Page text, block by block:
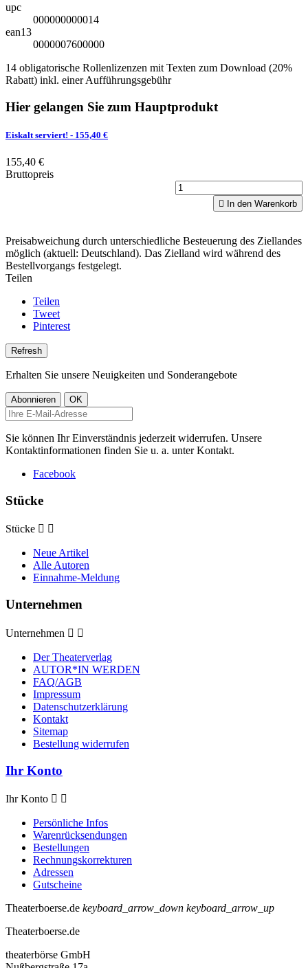
upc
000000000014
ean13
0000007600000
14 obligatorische Rollenlizenzen mit Texten zum Download (20%
Rabatt) inkl. einer Aufführungsgebühr
Hier gelangen Sie zum Hauptprodukt
Eiskalt serviert! - 155,40 €
155,40 €
Bruttopreis
 In den Warenkorb
Preisabweichung durch unterschiedliche Besteuerung des Ziellandes
möglich (aktuell: Deutschland). Das Zielland wird während des
Bestellvorgangs festgelegt.
Teilen
Teilen
Tweet
Pinterest
Erhalten Sie unsere Neuigkeiten und Sonderangebote
Sie können Ihr Einverständnis jederzeit widerrufen. Unsere
Kontaktinformationen finden Sie u. a. unter Kontakt.
Facebook
Stücke
Stücke  
Neue Artikel
Alle Autoren
Einnahme-Meldung
Unternehmen
Unternehmen  
Der Theaterverlag
AUTOR*IN WERDEN
FAQ/AGB
Impressum
Datenschutzerklärung
Kontakt
Sitemap
Bestellung widerrufen
Ihr Konto
Ihr Konto  
Persönliche Infos
Warenrücksendungen
Bestellungen
Rechnungskorrekturen
Adressen
Gutscheine
Theaterboerse.de keyboard_arrow_down keyboard_arrow_up
Theaterboerse.de
theaterbörse GmbH